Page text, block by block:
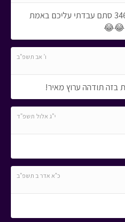
השיא שלי הוא 3468208696 סתם עבדתי עליכם באמת
ו' אב תשפ"ב
בזה תודהה ערוץ מאיר!
י"ג אלול תשפ"ד
כ"א אדר ב תשפ"ב